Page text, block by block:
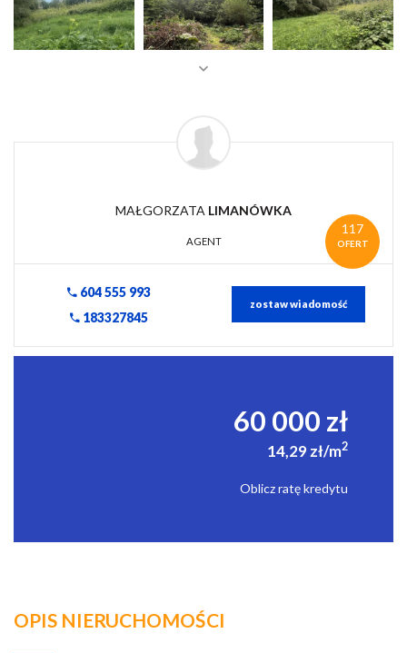
117
OFERT
MAŁGORZATA LIMANÓWKA
AGENT
604 555 993
183327845
zostaw wiadomość
60 000 zł
14,29 zł/m2
Oblicz ratę kredytu
OPIS NIERUCHOMOŚCI